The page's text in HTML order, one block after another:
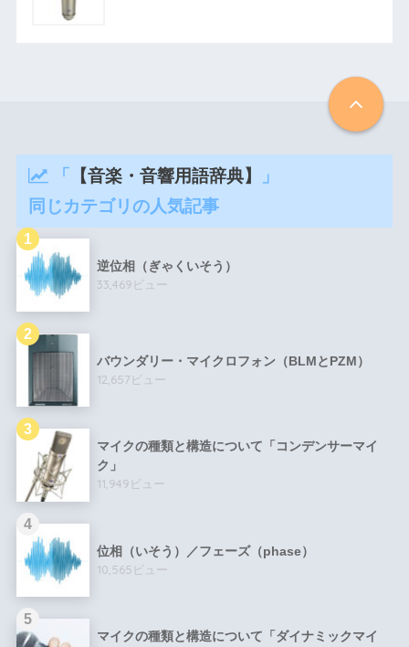
「 【音楽・音響用語辞典】
」
同じカテゴリの人気記事
逆位相（ぎゃくいそう）
33,469ビュー
バウンダリー・マイクロフォン（BLMとPZM）
12,657ビュー
マイクの種類と構造について「コンデンサーマイ
ク」
11,949ビュー
位相（いそう）／フェーズ（phase）
10,565ビュー
マイクの種類と構造について「ダイナミックマイ